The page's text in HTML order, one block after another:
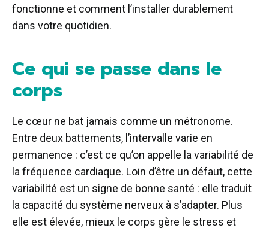
fonctionne et comment l’installer durablement
dans votre quotidien.
Ce qui se passe dans le
corps
Le cœur ne bat jamais comme un métronome.
Entre deux battements, l’intervalle varie en
permanence : c’est ce qu’on appelle la variabilité de
la fréquence cardiaque. Loin d’être un défaut, cette
variabilité est un signe de bonne santé : elle traduit
la capacité du système nerveux à s’adapter. Plus
elle est élevée, mieux le corps gère le stress et